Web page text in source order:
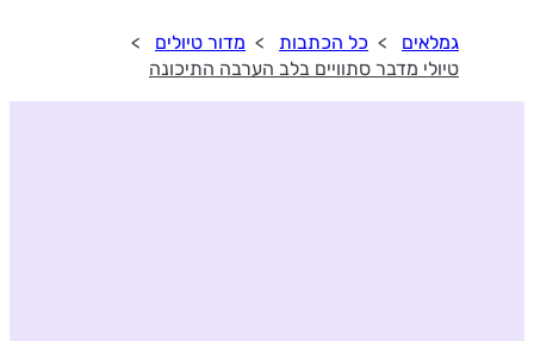
גמלאים כל הכתבות
מדור טיולים
טיולי מדבר סתוויים בלב הערבה התיכונה